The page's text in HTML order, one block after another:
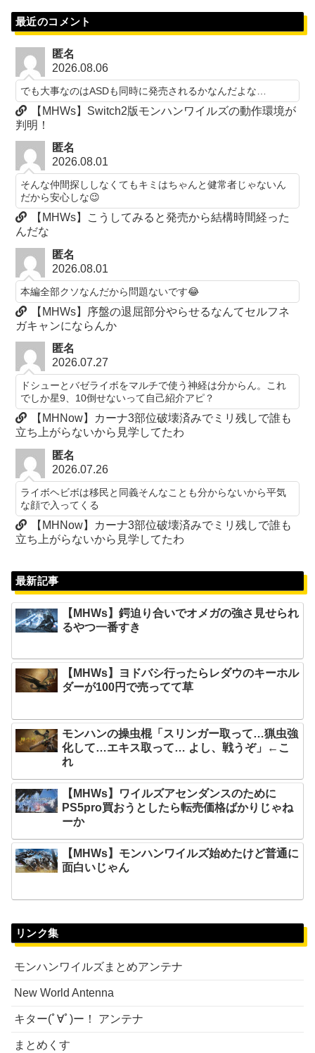
最近のコメント
匿名
2026.08.06
でも大事なのはASDも同時に発売されるかなんだよな…
【MHWs】Switch2版モンハンワイルズの動作環境が
判明！
匿名
2026.08.01
そんな仲間探ししなくてもキミはちゃんと健常者じゃないん
だから安心しな😉
【MHWs】こうしてみると発売から結構時間経った
んだな
匿名
2026.08.01
本編全部クソなんだから問題ないです😂
【MHWs】序盤の退屈部分やらせるなんてセルフネ
ガキャンにならんか
匿名
2026.07.27
ドシューとバゼライボをマルチで使う神経は分からん。これ
でしか星9、10倒せないって自己紹介アピ？
【MHNow】カーナ3部位破壊済みでミリ残しで誰も
立ち上がらないから見学してたわ
匿名
2026.07.26
ライボヘビボは移民と同義そんなことも分からないから平気
な顔で入ってくる
【MHNow】カーナ3部位破壊済みでミリ残しで誰も
立ち上がらないから見学してたわ
最新記事
【MHWs】鍔迫り合いでオメガの強さ見せられ
るやつ一番すき
【MHWs】ヨドバシ行ったらレダウのキーホル
ダーが100円で売ってて草
モンハンの操虫棍「スリンガー取って…猟虫強
化して…エキス取って… よし、戦うぞ」←こ
れ
【MHWs】ワイルズアセンダンスのために
PS5pro買おうとしたら転売価格ばかりじゃね
ーか
【MHWs】モンハンワイルズ始めたけど普通に
面白いじゃん
リンク集
モンハンワイルズまとめアンテナ
New World Antenna
キター(ﾟ∀ﾟ)ー！ アンテナ
まとめくす